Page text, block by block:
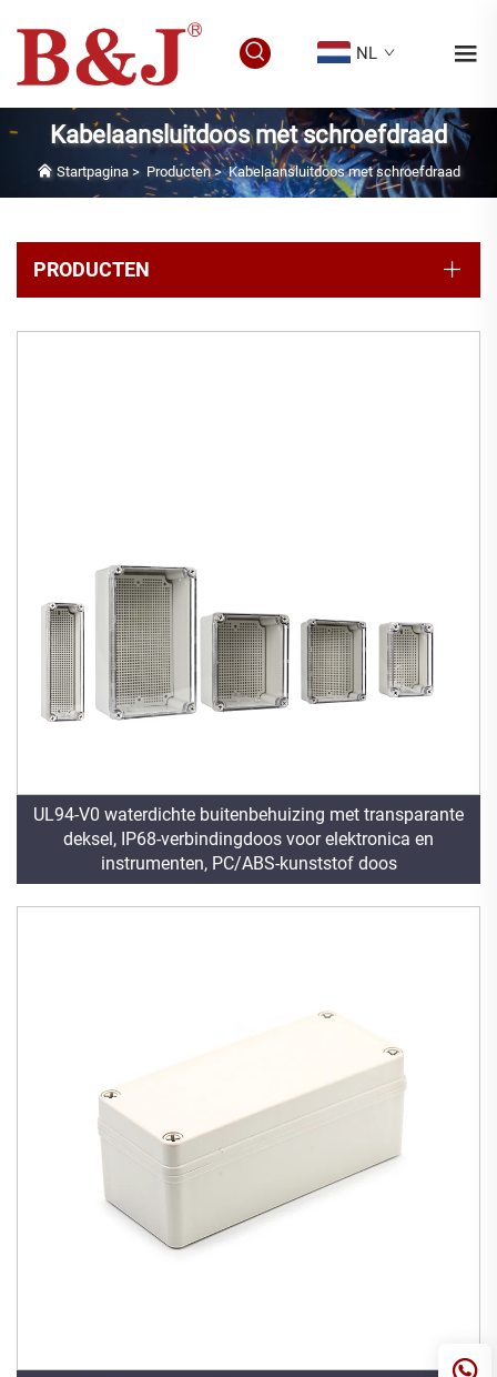
NL
Kabelaansluitdoos met schroefdraad
Startpagina > Producten>Kabelaansluitdoos met schroefdraad
PRODUCTEN
UL94-V0 waterdichte buitenbehuizing met transparante
deksel, IP68-verbindingdoos voor elektronica en
instrumenten, PC/ABS-kunststof doos